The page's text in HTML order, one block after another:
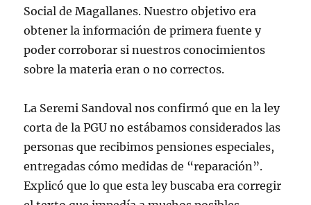
Social de Magallanes. Nuestro objetivo era
obtener la información de primera fuente y
poder corroborar si nuestros conocimientos
sobre la materia eran o no correctos.
La Seremi Sandoval nos confirmó que en la ley
corta de la PGU no estábamos considerados las
personas que recibimos pensiones especiales,
entregadas cómo medidas de “reparación”.
Explicó que lo que esta ley buscaba era corregir